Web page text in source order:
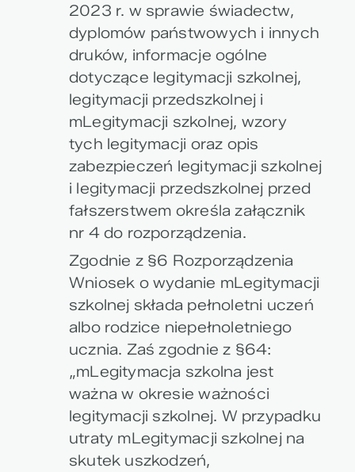
2023 r. w sprawie świadectw,
dyplomów państwowych i innych
druków, informacje ogólne
dotyczące legitymacji szkolnej,
legitymacji przedszkolnej i
mLegitymacji szkolnej, wzory
tych legitymacji oraz opis
zabezpieczeń legitymacji szkolnej
i legitymacji przedszkolnej przed
fałszerstwem określa załącznik
nr 4 do rozporządzenia.
Zgodnie z §6 Rozporządzenia
Wniosek o wydanie mLegitymacji
szkolnej składa pełnoletni uczeń
albo rodzice niepełnoletniego
ucznia. Zaś zgodnie z §64:
„mLegitymacja szkolna jest
ważna w okresie ważności
legitymacji szkolnej. W przypadku
utraty mLegitymacji szkolnej na
skutek uszkodzeń,